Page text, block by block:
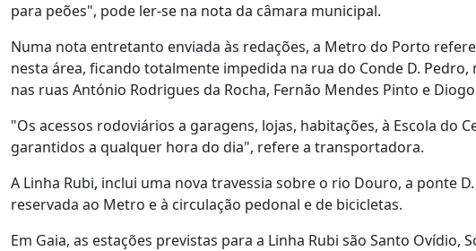
para peões", pode ler-se na nota da câmara municipal.
Numa nota entretanto enviada às redações, a Metro do Porto
nesta área, ficando totalmente impedida na rua do Conde D.
nas ruas António Rodrigues da Rocha, Fernão Mendes Pinto e
"Os acessos rodoviários a garagens, lojas, habitações, à Escola do
garantidos a qualquer hora do dia", refere a transportadora.
A Linha Rubi, inclui uma nova travessia sobre o rio Douro, a ponte
reservada ao Metro e à circulação pedonal e de bicicletas.
Em Gaia, as estações previstas para a Linha Rubi são Santo Ovídio,